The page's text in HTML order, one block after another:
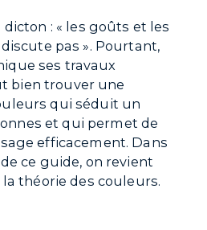
: « les goûts et les
pas ». Pourtant,
ses travaux
bien trouver une
qui séduit un
et qui permet de
efficacement. Dans
ce guide, on revient
théorie des couleurs.